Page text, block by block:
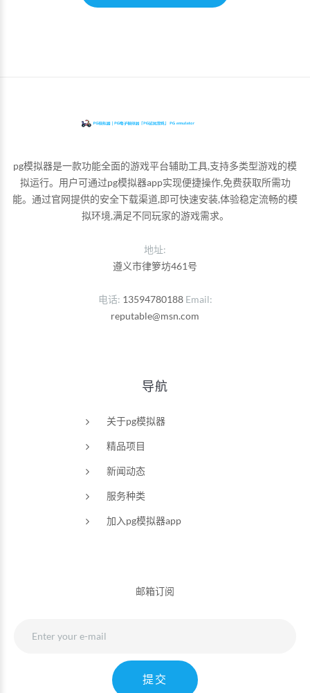
pg模拟器是一款功能全面的游戏平台辅助工具,支持多类型游戏的模
拟运行。用户可通过pg模拟器app实现便捷操作,免费获取所需功
能。通过官网提供的安全下载渠道,即可快速安装,体验稳定流畅的模
拟环境,满足不同玩家的游戏需求。
地址:
遵义市律箩坊461号
电话 13594780188 Email
reputable@msn.com
导航
关于pg模拟器
精品项目
新闻动态
服务种类
加入pg模拟器app
邮箱订阅
提交